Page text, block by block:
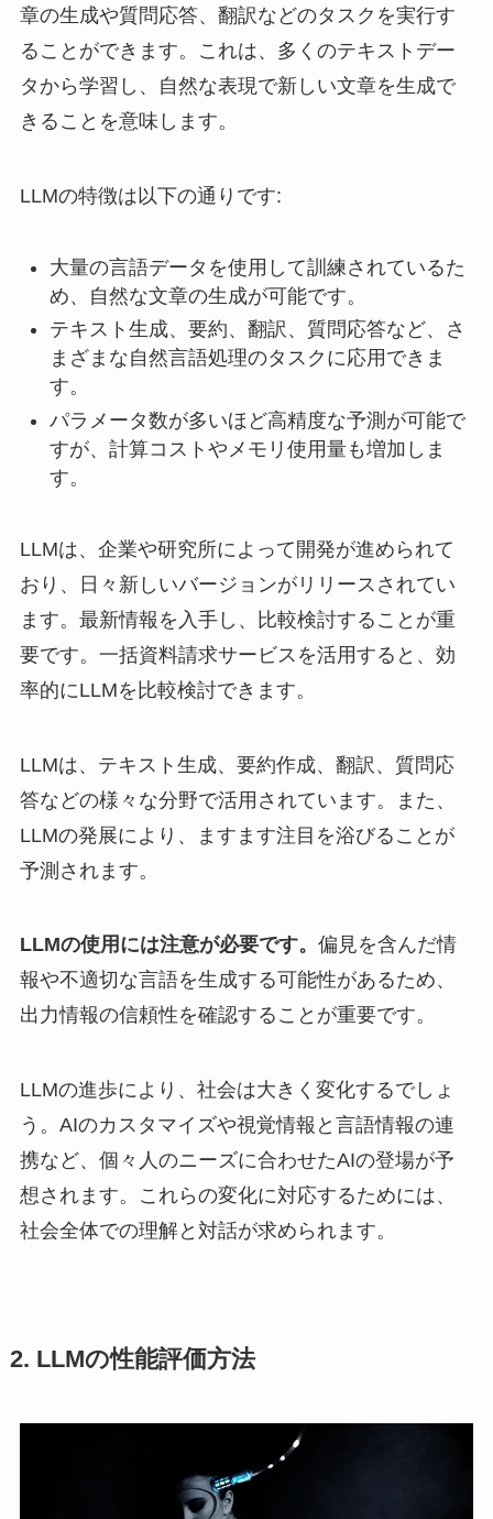
章の生成や質問応答、翻訳などのタスクを実行す
ることができます。これは、多くのテキストデー
タから学習し、自然な表現で新しい文章を生成で
きることを意味します。
LLMの特徴は以下の通りです:
大量の言語データを使用して訓練されているた
め、自然な文章の生成が可能です。
テキスト生成、要約、翻訳、質問応答など、さ
まざまな自然言語処理のタスクに応用できま
す。
パラメータ数が多いほど高精度な予測が可能で
すが、計算コストやメモリ使用量も増加しま
す。
LLMは、企業や研究所によって開発が進められて
おり、日々新しいバージョンがリリースされてい
ます。最新情報を入手し、比較検討することが重
要です。一括資料請求サービスを活用すると、効
率的にLLMを比較検討できます。
LLMは、テキスト生成、要約作成、翻訳、質問応
答などの様々な分野で活用されています。また、
LLMの発展により、ますます注目を浴びることが
予測されます。
LLMの使用には注意が必要です。 偏見を含んだ情
報や不適切な言語を生成する可能性があるため、
出力情報の信頼性を確認することが重要です。
LLMの進歩により、社会は大きく変化するでしょ
う。AIのカスタマイズや視覚情報と言語情報の連
携など、個々人のニーズに合わせたAIの登場が予
想されます。これらの変化に対応するためには、
社会全体での理解と対話が求められます。
2. LLMの性能評価方法